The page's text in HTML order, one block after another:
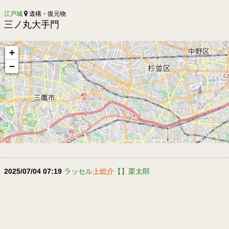
江戸城 遺構・復元物
三ノ丸大手門
+
−
2025/07/04 07:19 ラッセル上総介 【】栗太郎